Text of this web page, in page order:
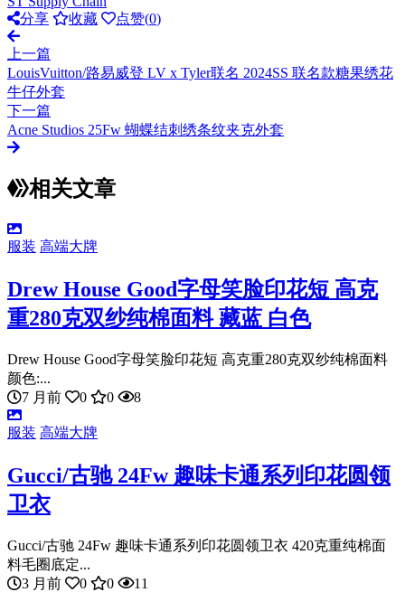
分享
收藏 点赞(0)
上一篇
LouisVuitton/路易威登 LV x Tyler联名 2024SS 联名款糖果绣花
牛仔外套
下一篇
Acne Studios 25Fw 蝴蝶结刺绣条纹夹克外套
相关文章
服装 高端大牌
Drew House Good字母笑脸印花短 高克
重280克双纱纯棉面料 藏蓝 白色
Drew House Good字母笑脸印花短 高克重280克双纱纯棉面料
颜色:...
7 月前
0 0 8
服装 高端大牌
Gucci/古驰 24Fw 趣味卡通系列印花圆领
卫衣
Gucci/古驰 24Fw 趣味卡通系列印花圆领卫衣 420克重纯棉面
料毛圈底定...
3 月前
0 0 11